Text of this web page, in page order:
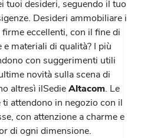
tuoi desideri, seguendo il tuo
Desideri ammobiliare i
firme eccellenti, con il fine di
materiali di qualità? I più
con suggerimenti utili
novità sulla scena di
altresì ilSedieAltacom. Le
attendono in negozio con il
con attenzione a charme e
di ogni dimensione.